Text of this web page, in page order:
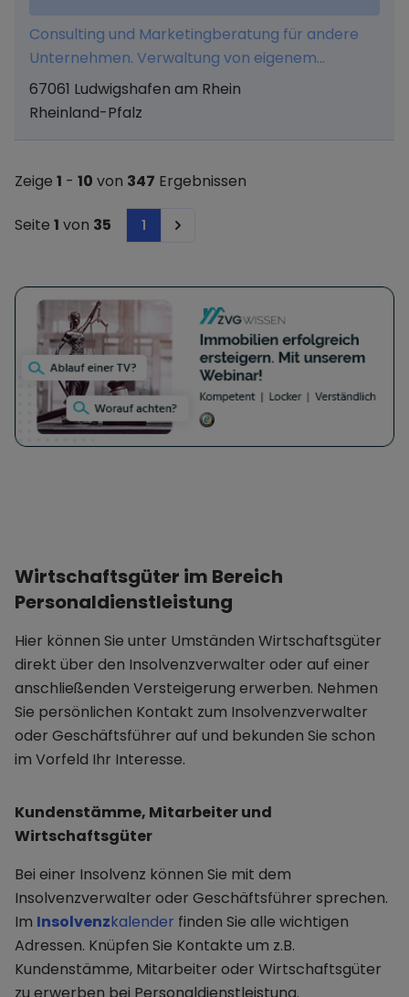
Consulting und Marketingberatung für andere
Unternehmen. Verwaltung von eigenem
Vermögen und alle hiermit in Zusammenhang
stehenden Tätigkeiten.
67061 Ludwigshafen am Rhein
Rheinland-Pfalz
Zeige 1 - 10 von 347 Ergebnissen
Seite 1 von 35 1 Next
Wirtschaftsgüter im Bereich
Personaldienstleistung
Hier können Sie unter Umständen Wirtschaftsgüter
direkt über den Insolvenzverwalter oder auf einer
anschließenden Versteigerung erwerben. Nehmen
Sie persönlichen Kontakt zum Insolvenzverwalter
oder Geschäftsführer auf und bekunden Sie schon
im Vorfeld Ihr Interesse.
Kundenstämme, Mitarbeiter und
Wirtschaftsgüter
Bei einer Insolvenz können Sie mit dem
Insolvenzverwalter oder Geschäftsführer sprechen.
Im Insolvenzkalender finden Sie alle wichtigen
Adressen. Knüpfen Sie Kontakte um z.B.
Kundenstämme, Mitarbeiter oder Wirtschaftsgüter